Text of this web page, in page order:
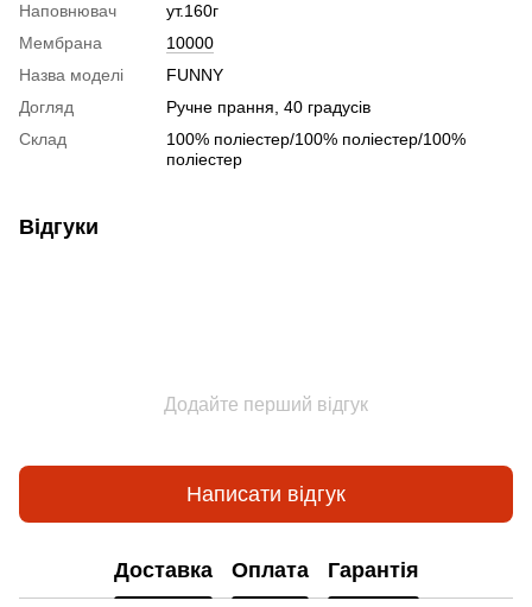
Наповнювач
ут.160г
Мембрана
10000
Назва моделі
FUNNY
Догляд
Ручне прання, 40 градусів
Склад
100% поліестер/100% поліестер/100%
поліестер
Відгуки
Додайте перший відгук
Написати відгук
Доставка Оплата Гарантія